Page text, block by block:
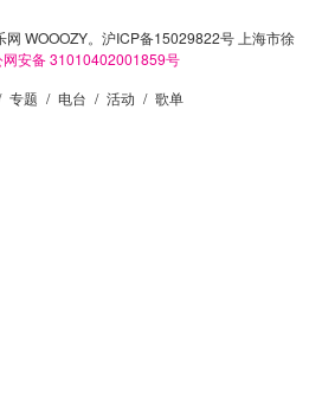
WOOOZY。沪ICP备15029822号 上海市徐
网安备 31010402001859号
专题 / 电台 / 活动 / 歌单